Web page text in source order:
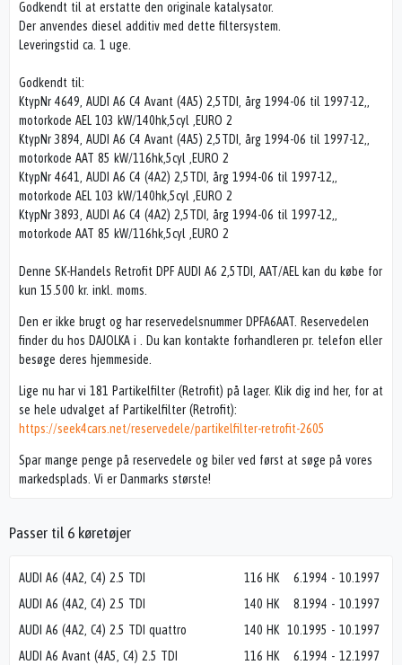
Godkendt til at erstatte den originale katalysator.
Der anvendes diesel additiv med dette filtersystem.
Leveringstid ca. 1 uge.
Godkendt til:
KtypNr 4649, AUDI A6 C4 Avant (4A5) 2,5TDI, årg 1994-06 til 1997-12,,
motorkode AEL 103 kW/140hk,5cyl ,EURO 2
KtypNr 3894, AUDI A6 C4 Avant (4A5) 2,5TDI, årg 1994-06 til 1997-12,,
motorkode AAT 85 kW/116hk,5cyl ,EURO 2
KtypNr 4641, AUDI A6 C4 (4A2) 2,5TDI, årg 1994-06 til 1997-12,,
motorkode AEL 103 kW/140hk,5cyl ,EURO 2
KtypNr 3893, AUDI A6 C4 (4A2) 2,5TDI, årg 1994-06 til 1997-12,,
motorkode AAT 85 kW/116hk,5cyl ,EURO 2
Denne SK-Handels Retrofit DPF AUDI A6 2,5TDI, AAT/AEL kan du købe for
kun 15.500 kr. inkl. moms.
Den er ikke brugt og har reservedelsnummer DPFA6AAT. Reservedelen
finder du hos DAJOLKA i . Du kan kontakte forhandleren pr. telefon eller
besøge deres hjemmeside.
Lige nu har vi 181 Partikelfilter (Retrofit) på lager. Klik dig ind her, for at
se hele udvalget af Partikelfilter (Retrofit):
https://seek4cars.net/reservedele/partikelfilter-retrofit-2605
Spar mange penge på reservedele og biler ved først at søge på vores
markedsplads. Vi er Danmarks største!
Passer til 6 køretøjer
AUDI A6 (4A2, C4) 2.5 TDI 116 HK 6.1994 - 10.1997
AUDI A6 (4A2, C4) 2.5 TDI
140 HK 8.1994 - 10.1997
AUDI A6 (4A2, C4) 2.5 TDI quattro
140 HK 10.1995 - 10.1997
AUDI A6 Avant (4A5, C4) 2.5 TDI
116 HK 6.1994 - 12.1997